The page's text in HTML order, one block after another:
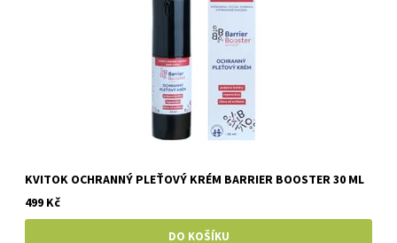
KVITOK OCHRANNÝ PLEŤOVÝ KRÉM BARRIER BOOSTER 30 ML
499 Kč